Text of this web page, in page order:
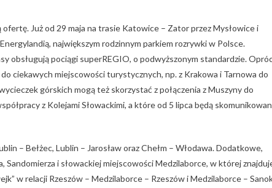
Już od 29 maja na trasie Katowice – Zator przez Mysłowice i
największym rodzinnym parkiem rozrywki w Polsce.
obsługują pociągi superREGIO, o podwyższonym standardzie.
ciekawych miejscowości turystycznych, np. z Krakowa i Tarnowa do
górskich mogą też skorzystać z połączenia z Muszyny do
z Kolejami Słowackimi, a które od 5 lipca będą
– Bełżec, Lublin – Jarosław oraz Chełm – Włodawa. Dodatkowe,
Sandomierza i słowackiej miejscowości Medzilaborce, w której
w relacji Rzeszów – Medzilaborce – Rzeszów i Medzilaborce –